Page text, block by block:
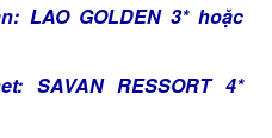
LAO GOLDEN 3* hoặc
SAVAN RESSORT 4*